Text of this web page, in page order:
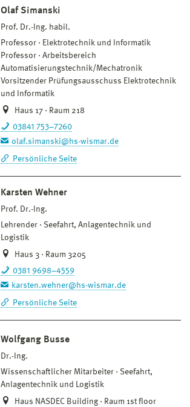
Olaf Simanski
Prof. Dr.-Ing. habil.
Professor
Elektrotechnik und Informatik
Professor
Arbeitsbereich
Automatisierungstechnik/Mechatronik
Vorsitzender Prüfungsausschuss Elektrotechnik
und Informatik
Haus 17 · Raum 218
03841 753–7260
olaf.simanski@hs-wismar.de
Persönliche Seite
Karsten Wehner
Prof. Dr.-Ing.
Lehrender
Seefahrt, Anlagentechnik und
Logistik
Haus 3 · Raum 3205
0381 9698–4559
karsten.wehner@hs-wismar.de
Persönliche Seite
Wolfgang Busse
Dr.-Ing.
Wissenschaftlicher Mitarbeiter
Seefahrt,
Anlagentechnik und Logistik
Haus NASDEC Building · Raum 1st floor